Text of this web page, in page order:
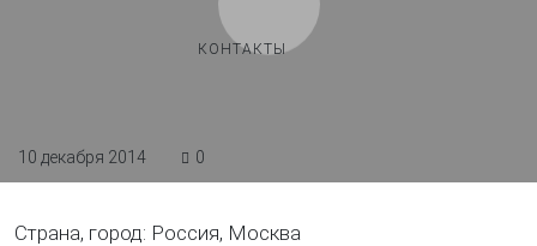
КОНТАКТЫ
10 декабря 2014 0
Страна, город: Россия, Москва